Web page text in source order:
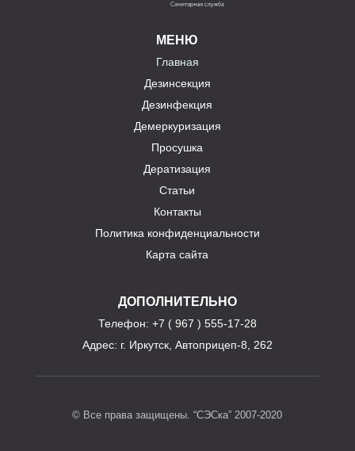
МЕНЮ
Главная
Дезинсекция
Дезинфекция
Демеркуризация
Просушка
Дератизация
Статьи
Контакты
Политика конфиденциальности
Карта сайта
ДОПОЛНИТЕЛЬНО
Телефон: +7 ( 967 ) 555-17-28
Адрес: г. Иркутск, Автоприцеп-8, 262
© Все права защищены. “СЭСка” 2007-2020